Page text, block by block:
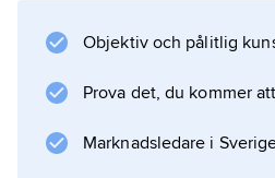
Information om
Objektiv och pålitlig
Prova det, du kommer
Marknadsledare i